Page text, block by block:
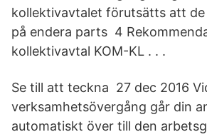
kollektivavtalet förutsätts att
på endera parts 4
kollektivavtal KOM-KL . . .
Se till att teckna 27 dec 2016
verksamhetsövergång går din
automatiskt över till den